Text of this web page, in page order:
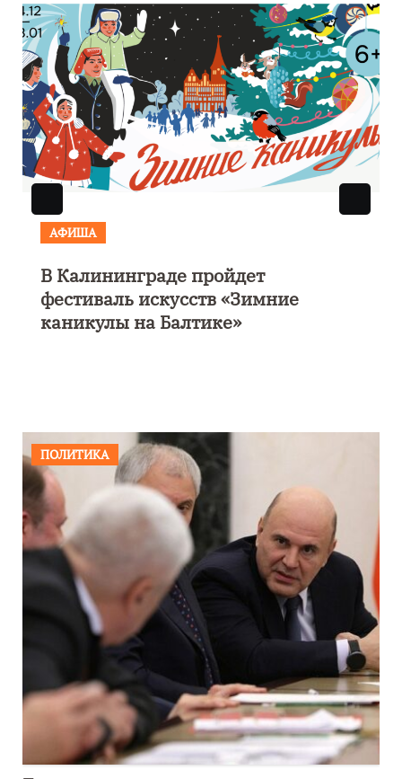
АФИША
В Калининграде пройдет
фестиваль искусств «Зимние
каникулы на Балтике»
ПОЛИТИКА